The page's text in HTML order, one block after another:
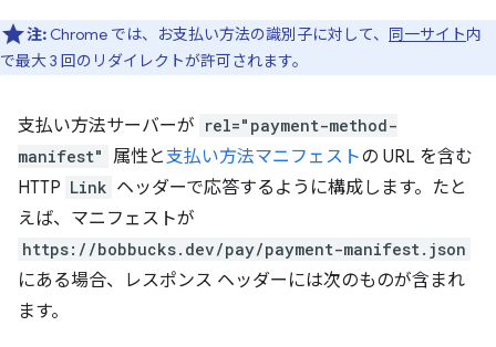
注: Chrome では、お支払い方法の識別子に対して、 同一サイト内
で最大 3 回のリダイレクトが許可されます。
支払い方法サーバーが rel="payment-method-
manifest" 属性と支払い方法マニフェストの URL を含む
HTTP Link ヘッダーで応答するように構成します。たと
えば、マニフェストが
https://bobbucks.dev/pay/payment-manifest.json
にある場合、レスポンス ヘッダーには次のものが含まれ
ます。